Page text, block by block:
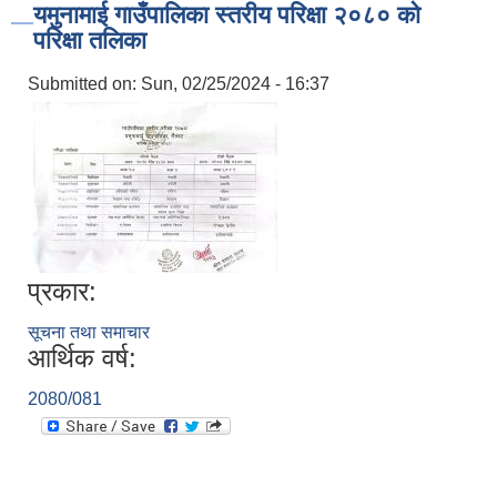
यमुनामाई गाउँपालिका स्तरीय परिक्षा २०८० को
परिक्षा तलिका
Submitted on: Sun, 02/25/2024 - 16:37
प्रकार:
सूचना तथा समाचार
आर्थिक वर्ष:
2080/081